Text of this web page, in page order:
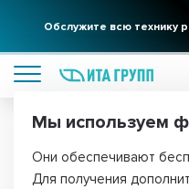
Обслужите всю технику
Главная Фильтры для воды
Мы используем
Они обеспечивают
Для получения